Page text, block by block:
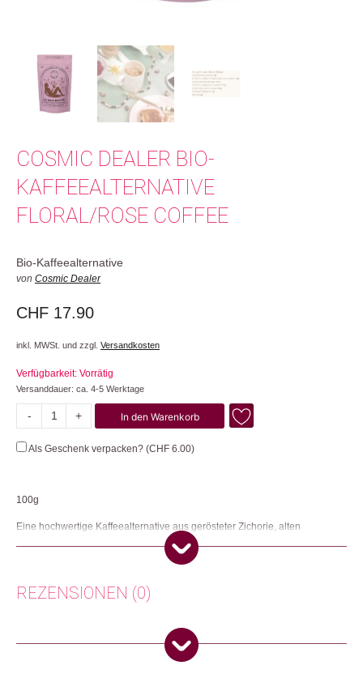
COSMIC DEALER BIO-
KAFFEEALTERNATIVE
FLORAL/ROSE COFFEE
Bio-Kaffeealternative
von Cosmic Dealer
CHF 17.90
inkl. MWSt. und zzgl. Versandkosten
Verfügbarkeit: Vorrätig
Versanddauer: ca. 4-5 Werktage
-
Floral/Rose
Menge
+ In den Warenkorb
Als Geschenk verpacken? (CHF 6.00)
100g
Eine hochwertige Kaffeealternative aus gerösteter Zichorie, alten
Getreidesorten und organischen Pilzen. Ein köstlicher, weicher Geschmack
für anhaltende natürliche Energie, bessere Verdauung und ohne Koffein.
20 Tassen. Zutaten (aus biologischer Landwirtschaft): Zichorie, Röstgerste,
Roggen, Kokosblütenzucker, 360mg Reishi-Extrakt pro Portion,
Herkunft: Frankreich
REZENSIONEN (0)
(Verifizierter Käufer) 29. Mai 2024